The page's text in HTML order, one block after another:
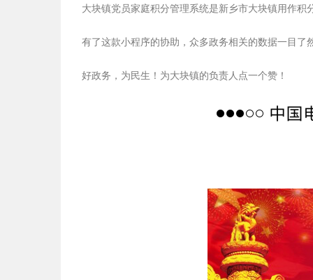
大块镇党员家庭积分管理系统是新乡市大块镇用作
有了这款小程序的协助，众多政务相关的数据一目了
好政务，为民生！为大块镇的负责人点一个赞！